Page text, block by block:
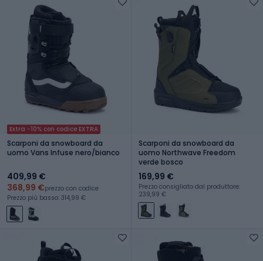
Extra -10% con codice EXTRA
Scarponi da snowboard da
uomo Vans Infuse nero/bianco
409,99 €
368,99 €prezzo con codice
Prezzo più basso: 314,99 €
Scarponi da snowboard da
uomo Northwave Freedom
verde bosco
169,99 €
Prezzo consigliato dal produttore:
239,99 €